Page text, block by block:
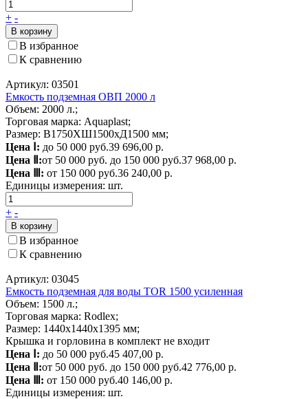
+ -
В корзину
В избранное
К сравнению
Артикул: 03501
Емкость подземная ОВП 2000 л
Объем: 2000 л.;
Торговая марка: Aquaplast;
Размер: В1750ХШ1500хД1500 мм;
Цена Ⅰ: до 50 000 руб.39 696,00 р.
Цена Ⅱ:от 50 000 руб. до 150 000 руб.37 968,00 р.
Цена Ⅲ: от 150 000 руб.36 240,00 р.
Единицы измерения: шт.
+ -
В корзину
В избранное
К сравнению
Артикул: 03045
Емкость подземная для воды TOR 1500 усиленная
Объем: 1500 л.;
Торговая марка: Rodlex;
Размер: 1440x1440x1395 мм;
Крышка и горловина в комплект не входит
Цена Ⅰ: до 50 000 руб.45 407,00 р.
Цена Ⅱ:от 50 000 руб. до 150 000 руб.42 776,00 р.
Цена Ⅲ: от 150 000 руб.40 146,00 р.
Единицы измерения: шт.